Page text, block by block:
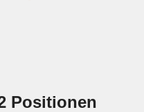
Positionen